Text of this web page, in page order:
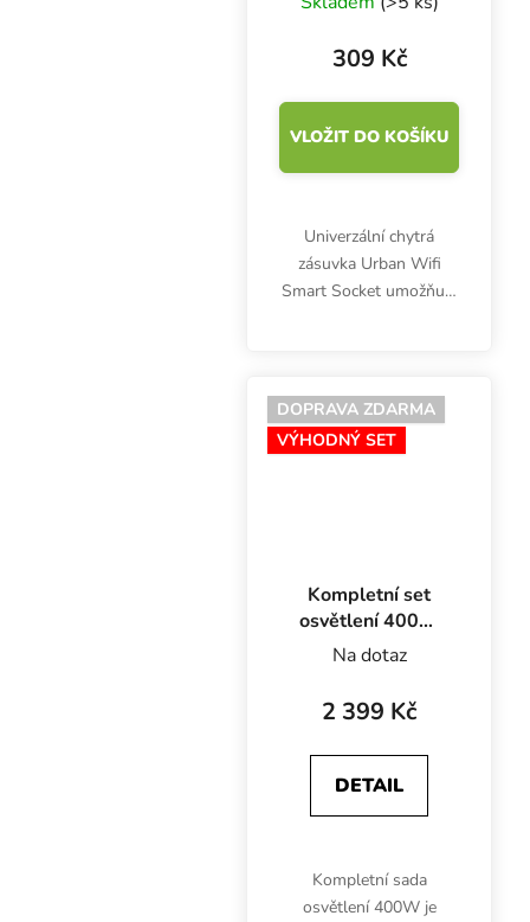
309 Kč
VLOŽIT DO KOŠÍKU
Univerzální chytrá
zásuvka Urban Wifi
Smart Socket umožňuje
čerpadel a jiných
elektrických zařízení. Je...
DOPRAVA ZDARMA
VÝHODNÝ SET
Kompletní set
osvětlení 400W
na 0.8-1 m2
Na dotaz
2 399 Kč
DETAIL
Kompletní sada
osvětlení 400W je